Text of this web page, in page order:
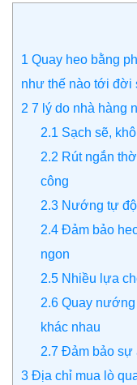
1 Quay heo bằng
như thế nào tới đời
2 7 lý do nhà hàng
2.1 Sạch sẽ,
2.2 Rút ngắn
công
2.3 Nướng tự
2.4 Đảm bảo
ngon
2.5 Nhiều lựa
2.6 Quay
khác nhau
2.7 Đảm bảo sự
3 Địa chỉ mua lò